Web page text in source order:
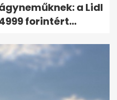
a Lidl
forintért...